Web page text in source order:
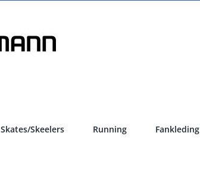
Skates/Skeelers Running Fankleding